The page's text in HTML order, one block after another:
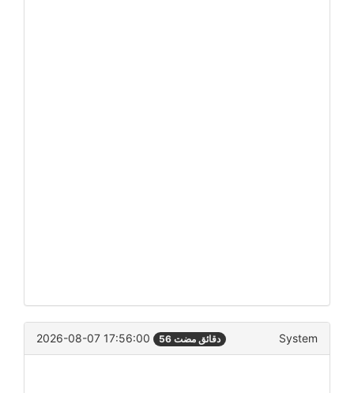
2026-08-07 17:56:00 56 دقائق مضت System